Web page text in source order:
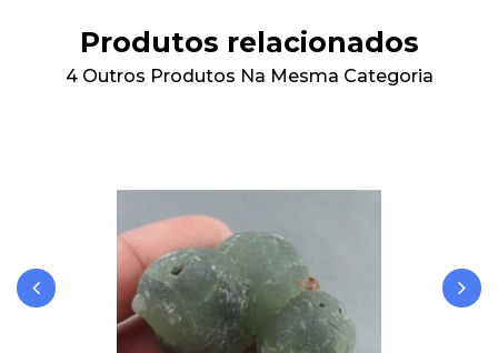
Produtos relacionados
4 Outros Produtos Na Mesma Categoria